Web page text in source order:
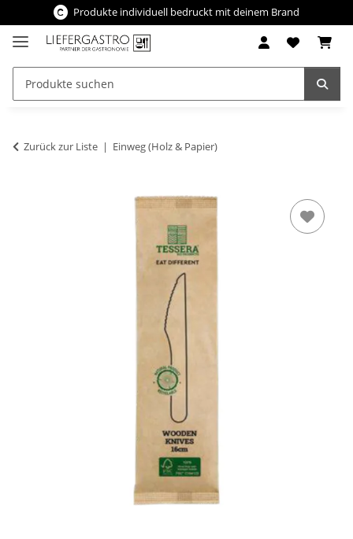
Produkte individuell bedruckt mit deinem Brand
Zurück zur Liste Einweg (Holz & Papier)